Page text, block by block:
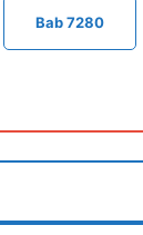
Bab 7280